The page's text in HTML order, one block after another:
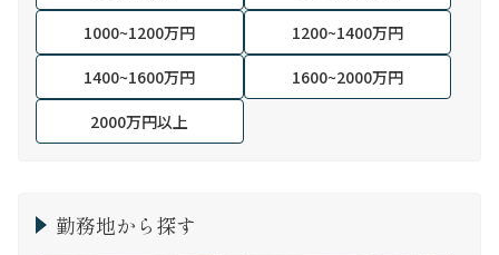
1000~1200万円
1200~1400万円
1400~1600万円
1600~2000万円
2000万円以上
勤務地から探す